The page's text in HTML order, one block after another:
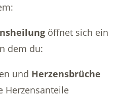
öffnet sich ein
dem du:
und Herzensbrüche
Herzensanteile